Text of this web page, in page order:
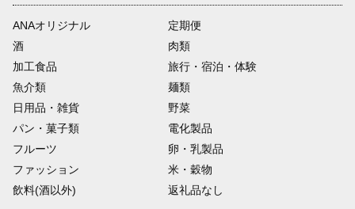
ANAオリジナル
定期便
酒
肉類
加工食品
旅行・宿泊・体験
魚介類
麺類
日用品・雑貨
野菜
パン・菓子類
電化製品
フルーツ
卵・乳製品
ファッション
米・穀物
飲料(酒以外)
返礼品なし